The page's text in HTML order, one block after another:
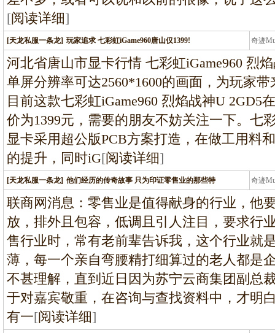
[阅读详细]
[天龙私服一条龙] 玩家追求 七彩虹iGame960唐山仅1399! 奇迹
条
河北省唐山市显卡行情 七彩虹iGame960 烈
单屏分辨率可达2560*1600的画面，为玩家
目前这款七彩虹iGame960 烈焰战神U 2GD5
价为1399元，需要的朋友不妨关注一下。七
显卡采用超公版PCB方案打造，在做工用料
的提升，同时iG[阅读详细]
[天龙私服一条龙] 他们经历的传奇故事 只为印证零售业的那些特 奇迹
条
联商网消息：零售业是值得献身的行业，他
放，排外且包容，低调且引人注目，要求行
售行业时，常有老前辈告诉我，这个行业就
薄，每一个亲自弯腰精打细算过的老人都是
不甚理解，直到近日因为苏宁云商集团副总
于对嘉宾敬重，在咨询与查找资料中，才明
有一[阅读详细]